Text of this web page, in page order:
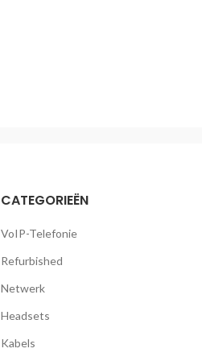
CATEGORIEËN
VoIP-Telefonie
Refurbished
Netwerk
Headsets
Kabels